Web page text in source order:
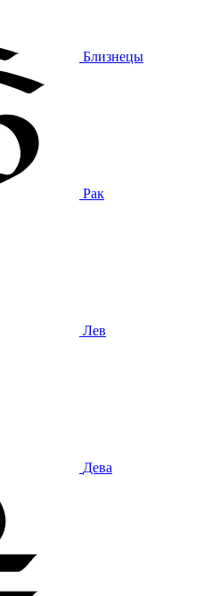
Близнецы
Рак
Лев
Дева